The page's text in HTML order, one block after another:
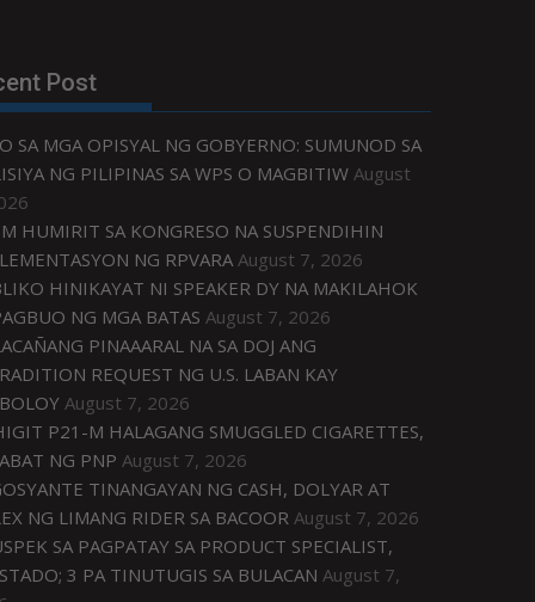
Post
SA MGA OPISYAL NG GOBYERNO: SUMUNOD SA
NG PILIPINAS SA WPS O MAGBITIW August
HUMIRIT SA KONGRESO NA SUSPENDIHIN
NG RPVARA August 7, 2026
HINIKAYAT NI SPEAKER DY NA MAKILAHOK
NG MGA BATAS August 7, 2026
PINAAARAL NA SA DOJ ANG
REQUEST NG U.S. LABAN KAY
August 7, 2026
P21-M HALAGANG SMUGGLED CIGARETTES,
NG PNP August 7, 2026
TINANGAYAN NG CASH, DOLYAR AT
NG LIMANG RIDER SA BACOOR August 7, 2026
SA PAGPATAY SA PRODUCT SPECIALIST,
3 PA TINUTUGIS SA BULACAN August 7,